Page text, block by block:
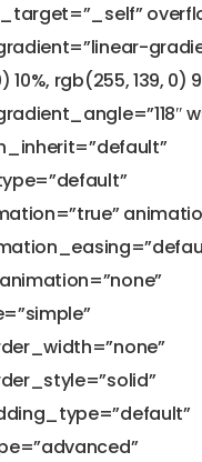
10%, rgb(255, 139, 0)